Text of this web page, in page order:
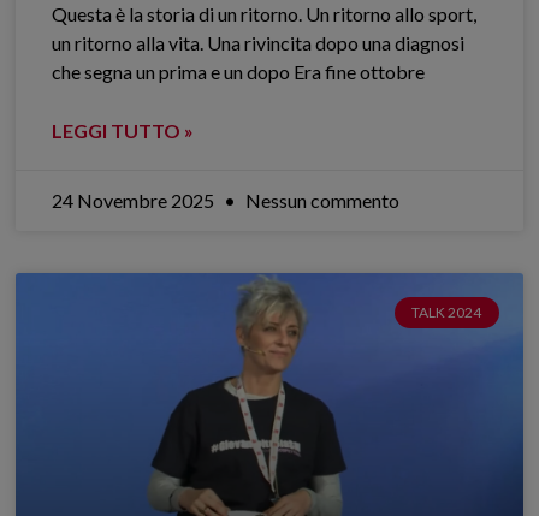
Questa è la storia di un ritorno. Un ritorno allo sport,
un ritorno alla vita. Una rivincita dopo una diagnosi
che segna un prima e un dopo Era fine ottobre
LEGGI TUTTO »
24 Novembre 2025 Nessun commento
TALK 2024